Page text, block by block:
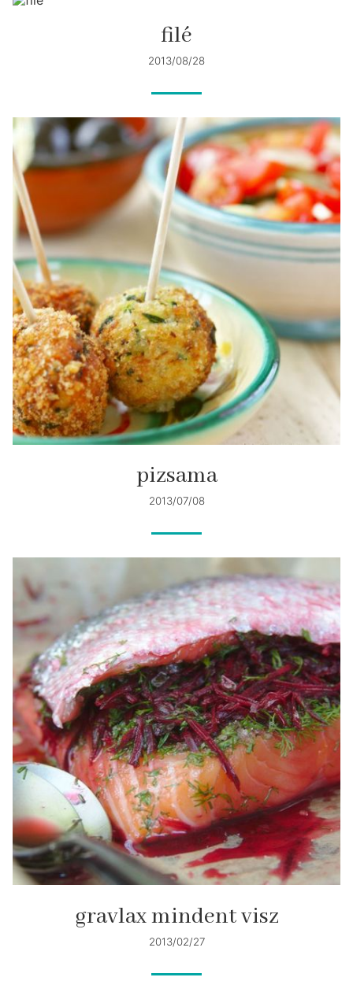
filé
2013/08/28
pizsama
2013/07/08
gravlax mindent visz
2013/02/27